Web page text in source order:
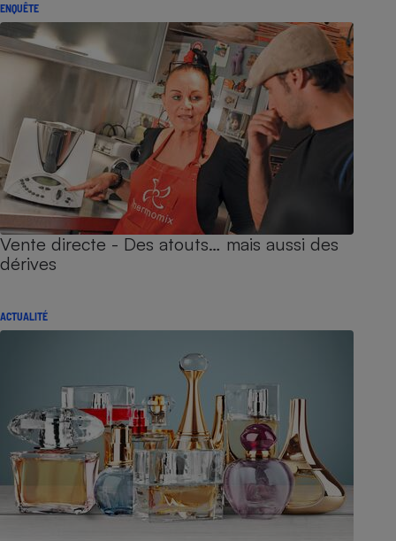
ENQUÊTE
Vente directe - Des atouts… mais aussi des
dérives
ACTUALITÉ